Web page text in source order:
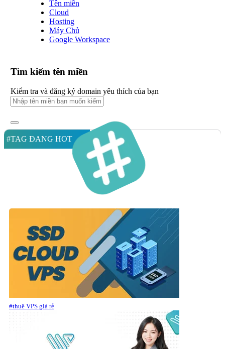
Tên miền
Cloud
Hosting
Máy Chủ
Google Workspace
Tìm kiếm tên miền
Kiểm tra và đăng ký domain yêu thích của bạn
#TAG ĐANG HOT
#thuê VPS giá rẻ